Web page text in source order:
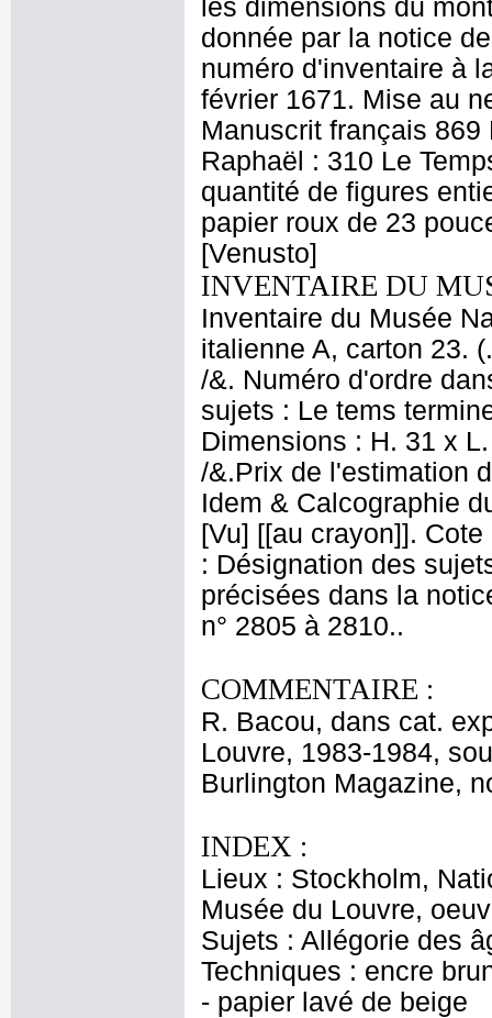
les dimensions du
donnée par la notice
numéro d'inventaire à
février 1671. Mise au
Manuscrit français
Raphaël : 310 Le
quantité de figures
papier roux de 23
[Venusto]
INVENTAIRE DU
Inventaire du Musée
italienne A, carton 23.
/&. Numéro d'ordre
sujets : Le tems
Dimensions : H. 31 x
/&.Prix de l'estimation
Idem & Calcographie
[Vu] [[au crayon]].
: Désignation des
précisées dans la
n° 2805 à 2810..
COMMENTAIRE :
R. Bacou, dans cat.
Louvre, 1983-1984,
Burlington Magazine,
INDEX :
Lieux : Stockholm,
Musée du Louvre,
Sujets : Allégorie des
Techniques : encre
- papier lavé de beige